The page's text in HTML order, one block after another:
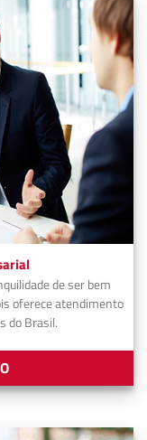
de ser bem
oferece atendimento
do Brasil.